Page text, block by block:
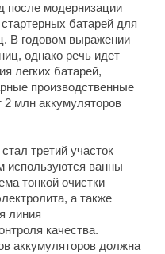
после модернизации
батарей для
В годовом выражении
однако речь идет
легких батарей,
производственные
млн аккумуляторов
третий участок
используются ванны
тонкой очистки
а также
линия
качества.
аккумуляторов должна